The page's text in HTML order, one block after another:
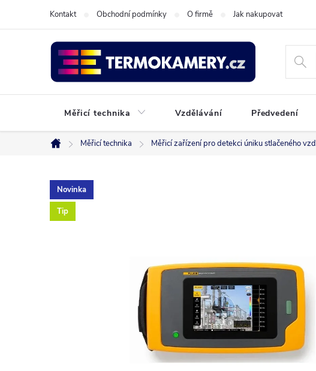
Kontakt Obchodní podmínky O firmě Jak nakupovat
Měřicí technika Vzdělávání Předvedení
Domů
Měřicí technika Měřicí zařízení pro detekci úniku stlačeného
Novinka
Tip